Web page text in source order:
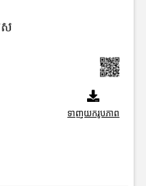
ទាញយករូបភាព